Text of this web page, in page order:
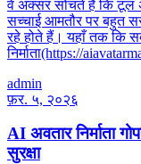
वे अक्सर सोचते हैं कि टूल
सच्चाई आमतौर पर बहुत
रहे होते हैं। यहाँ तक कि
निर्माता(https://
admin
फ़र. ५, २०२६
AI अवतार निर्माता
सुरक्षा